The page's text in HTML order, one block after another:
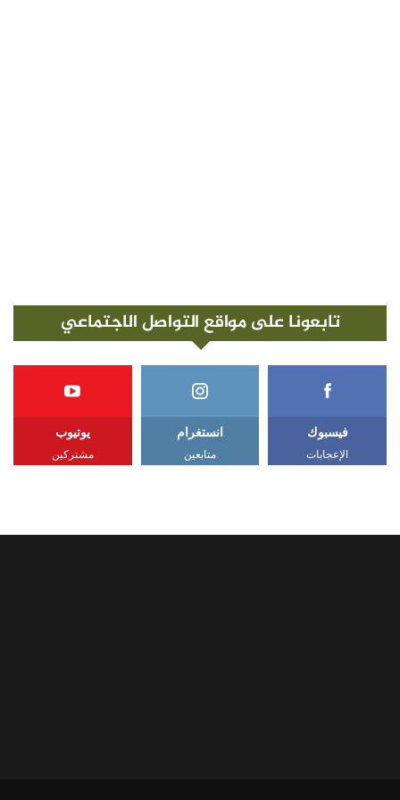
تابعونا على مواقع التواصل الاجتماعي
فيسبوك
الإعجابات
انستغرام
متابعين
يوتيوب
مشتركين